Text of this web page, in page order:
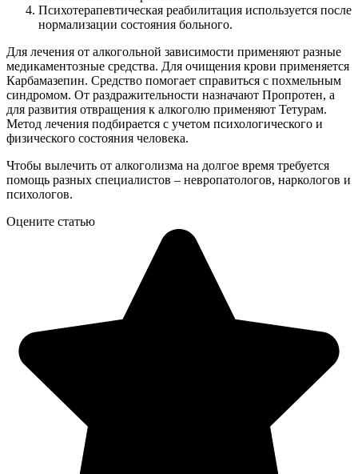
Психотерапевтическая реабилитация используется после
нормализации состояния больного.
Для лечения от алкогольной зависимости применяют разные
медикаментозные средства. Для очищения крови применяется
Карбамазепин. Средство помогает справиться с похмельным
синдромом. От раздражительности назначают Пропротен, а
для развития отвращения к алкоголю применяют Тетурам.
Метод лечения подбирается с учетом психологического и
физического состояния человека.
Чтобы вылечить от алкоголизма на долгое время требуется
помощь разных специалистов – невропатологов, наркологов и
психологов.
Оцените статью